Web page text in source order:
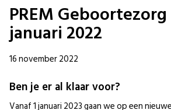
PREM Geboortezorg
januari 2022
16 november 2022
Ben je er al klaar voor?
Vanaf 1 januari 2023 gaan we op een